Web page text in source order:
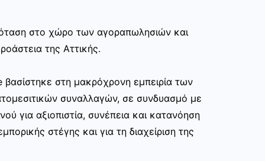
στο χώρο των αγοραπωλησιών και
της Αττικής.
στη μακρόχρονη εμπειρία των
συναλλαγών, σε συνδυασμό με
για αξιοπιστία, συνέπεια και κατανόηση
στέγης και για τη διαχείριση της